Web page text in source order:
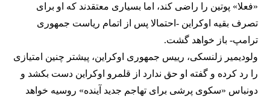
«فعلا» پوتین را راضی کند، اما بسیاری معتقدند که او برای
تصرف بقیه اوکراین -احتمالا پس از اتمام ریاست جمهوری
ترامپ- باز خواهد گشت.
ولودیمیر زلنسکی، رییس جمهوری اوکراین، پیشتر چنین امتیازی
را رد کرده و گفته او حق ندارد از قلمرو اوکراین دست بکشد و
دونباس «سکوی پرشی برای تهاجم جدید آینده» روسیه خواهد